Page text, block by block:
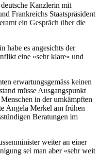
Kanzlerin mit
Frankreichs Staatspräsident
ein Gespräch über die
habe es angesichts der
eine «sehr klare» und
erwartungsgemäss keinen
müsse Ausgangspunkt
in der umkämpften
Angela Merkel am frühen
Beratungen im
weiter an einer
sei man aber «sehr weit